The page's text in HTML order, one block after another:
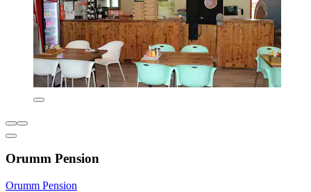
Orumm Pension
Orumm Pension